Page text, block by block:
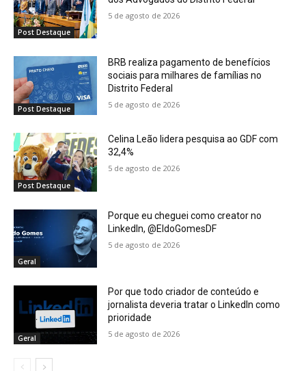
Post Destaque
5 de agosto de 2026
Post Destaque
BRB realiza pagamento de benefícios
sociais para milhares de famílias no
Distrito Federal
5 de agosto de 2026
Post Destaque
Celina Leão lidera pesquisa ao GDF com
32,4%
5 de agosto de 2026
Geral
Porque eu cheguei como creator no
LinkedIn, @EldoGomesDF
5 de agosto de 2026
Geral
Por que todo criador de conteúdo e
jornalista deveria tratar o LinkedIn como
prioridade
5 de agosto de 2026